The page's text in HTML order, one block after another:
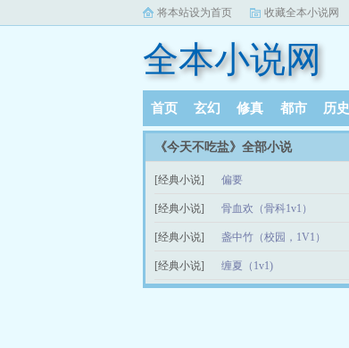
将本站设为首页 收藏全本小说网
全本小说网
首页 玄幻 修真 都市 历史
《今天不吃盐》全部小说
[经典小说] 偏要
[经典小说] 骨血欢（骨科1v1）
[经典小说] 盏中竹（校园，1V1）
[经典小说] 缠夏（1v1)